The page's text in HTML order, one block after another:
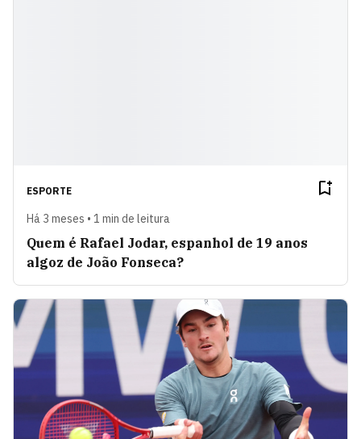
ESPORTE
Há 3 meses • 1 min de leitura
Quem é Rafael Jodar, espanhol de 19 anos
algoz de João Fonseca?